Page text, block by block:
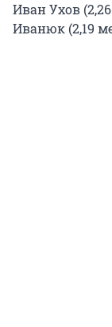
Иван Ухов
Иванюк (2,19